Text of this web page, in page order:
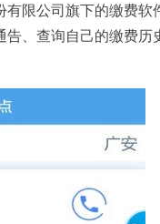
有限公司旗下的缴费
告、查询自己的缴费